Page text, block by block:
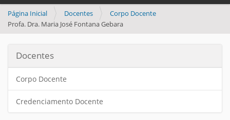
Página Inicial Docentes
Corpo Docente
Profa. Dra. Maria José Fontana Gebara
Docentes
Corpo Docente
Credenciamento Docente